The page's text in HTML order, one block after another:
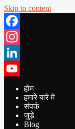
Skip to content
Facebook
Instagram
LinkedIn
YouTube
होम
हमारे बारे में
संपर्क
जुड़े
Blog